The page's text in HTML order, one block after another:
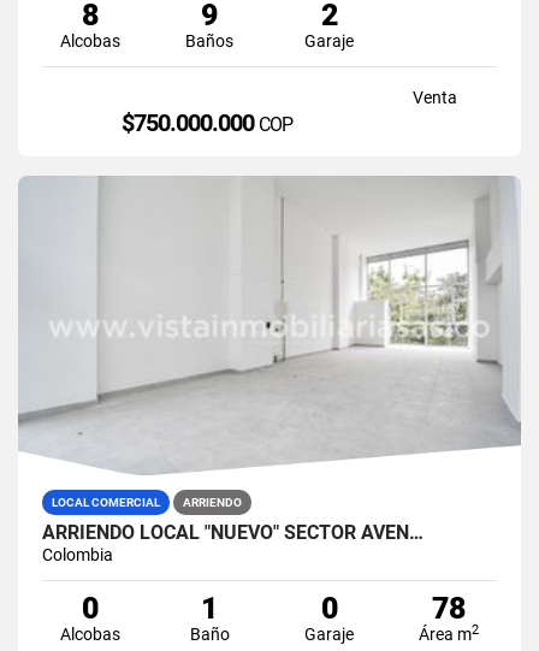
8
Alcobas
9
Baños
2
Garaje
Venta
$750.000.000 COP
LOCAL COMERCIAL ARRIENDO
ARRIENDO LOCAL "NUEVO" SECTOR AVEN…
Colombia
0
Alcobas
1
Baño
0
Garaje
78
Área m2